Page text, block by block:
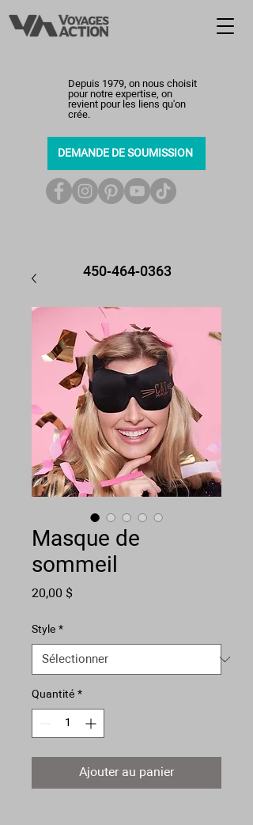
Depuis 1979, on nous choisit
pour notre expertise, on
revient pour les liens qu'on
crée.
DEMANDE DE SOUMISSION
450-464-0363
Masque de
sommeil
20,00 $
Style *
Quantité *
Ajouter au panier